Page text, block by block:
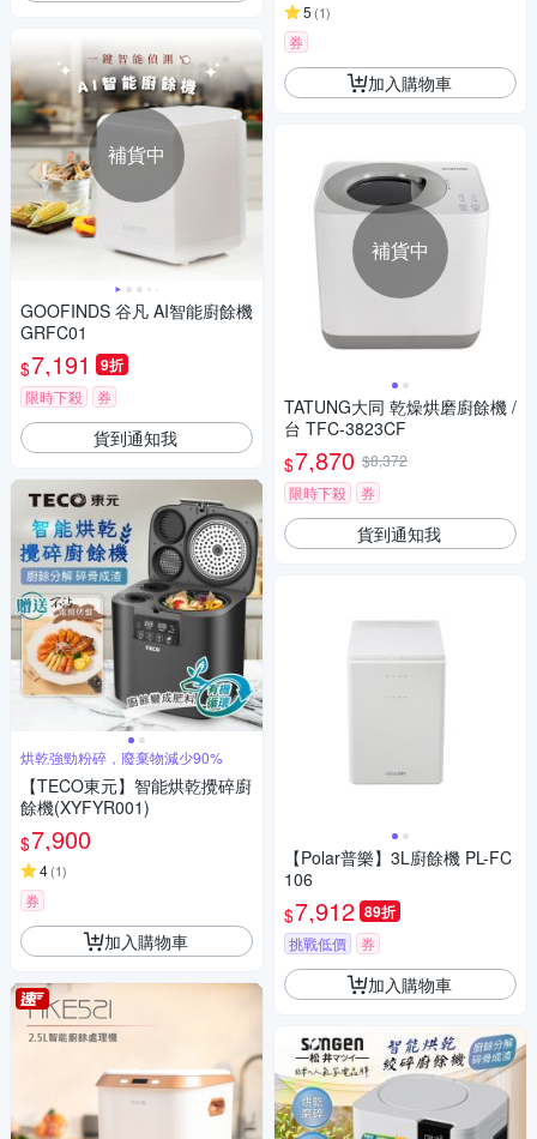
補貨中
GOOFINDS 谷凡 AI智能廚餘機
GRFC01
$7,191 9折
限時下殺 券
貨到通知我
烘乾強勁粉碎，廢棄物減少90%
【TECO東元】智能烘乾攪碎廚
餘機(XYFYR001)
$7,900
4(1)
券
加入購物車
5 (1)
券
加入購物車
補貨中
TATUNG大同 乾燥烘磨廚餘機 /
台 TFC-3823CF
$7,870 $8,372
限時下殺
券
貨到通知我
【Polar普樂】3L廚餘機 PL-FC
106
$7,912 89折
挑戰低價 券
加入購物車